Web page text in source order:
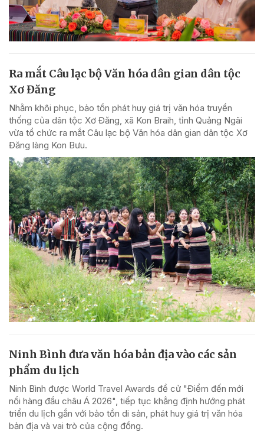
Ra mắt Câu lạc bộ Văn hóa dân gian dân tộc
Xơ Đăng
Nhằm khôi phục, bảo tồn phát huy giá trị văn hóa truyền
thống của dân tộc Xơ Đăng, xã Kon Braih, tỉnh Quảng Ngãi
vừa tổ chức ra mắt Câu lạc bộ Văn hóa dân gian dân tộc Xơ
Đăng làng Kon Bưu.
Ninh Bình đưa văn hóa bản địa vào các sản
phẩm du lịch
Ninh Bình được World Travel Awards đề cử "Điểm đến mới
nổi hàng đầu châu Á 2026", tiếp tục khẳng định hướng phát
triển du lịch gắn với bảo tồn di sản, phát huy giá trị văn hóa
bản địa và vai trò của cộng đồng.